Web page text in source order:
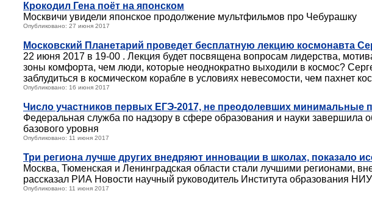
Крокодил Гена поёт на японском
Москвичи увидели японское продолжение мультфильмов про Чебурашку
Опубликовано: 27 июня 2017
Московский Планетарий проведет бесплатную лекцию космонавта
22 июня 2017 в 19-00 . Лекция будет посвящена вопросам лидерства,
зоны комфорта, чем люди, которые неоднократно выходили в космос?
заблудиться в космическом корабле в условиях невесомости, чем пахнет
Опубликовано: 16 июня 2017
Число участников первых ЕГЭ-2017, не преодолевших
Федеральная служба по надзору в сфере образования и науки завершила
базового уровня
Опубликовано: 11 июня 2017
Три региона лучше других внедряют инновации в школах, показало
Москва, Тюменская и Ленинградская области стали лучшими регионами,
рассказал РИА Новости научный руководитель Института образования
Опубликовано: 11 июня 2017